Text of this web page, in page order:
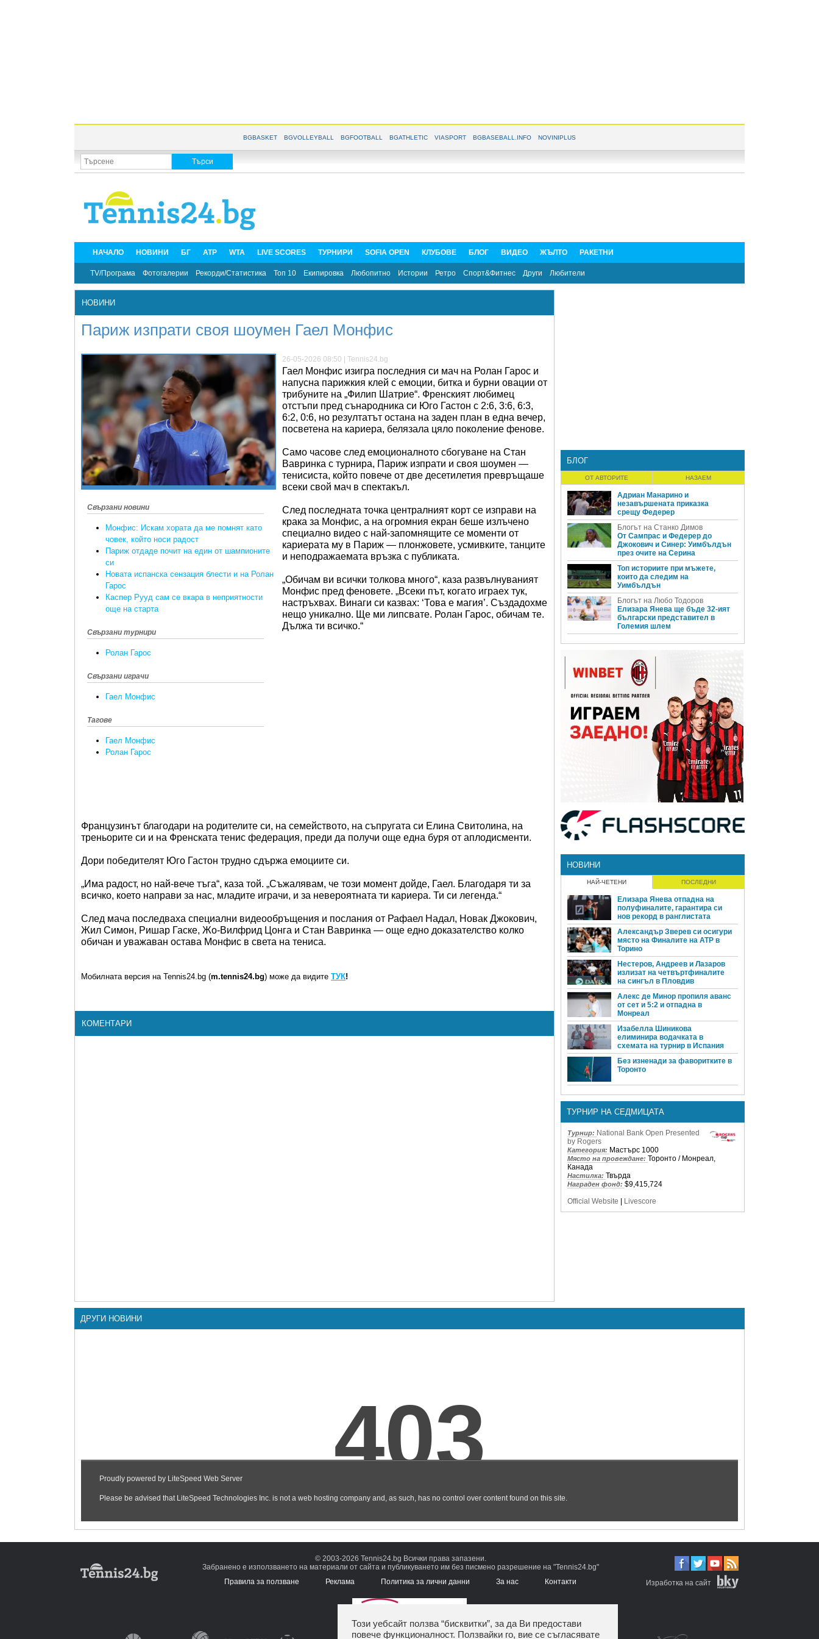
BGBASKET BGVOLLEYBALL BGFOOTBALL BGATHLETIC VIASPORT BGBASEBALL.INFO NOVINIPLUS
НАЧАЛО НОВИНИ БГ ATP WTA LIVE SCORES ТУРНИРИ SOFIA OPEN КЛУБОВЕ БЛОГ ВИДЕО ЖЪЛТО РАКЕТНИ
TV/Програма Фотогалерии Рекорди/Статистика Топ 10 Екипировка Любопитно Истории Ретро Спорт&Фитнес Други Любители
НОВИНИ
Париж изпрати своя шоумен Гаел Монфис
Свързани новини
Монфис: Искам хората да ме помнят като
човек, който носи радост
Париж отдаде почит на един от шампионите
си
Новата испанска сензация блести и на Ролан
Гарос
Каспер Рууд сам се вкара в неприятности
още на старта
Свързани турнири
Ролан Гарос
Свързани играчи
Гаел Монфис
Тагове
Гаел Монфис
Ролан Гарос
26-05-2026 08:50 | Tennis24.bg
Гаел Монфис изигра последния си мач на Ролан Гарос и
напусна парижкия клей с емоции, битка и бурни овации от
трибуните на „Филип Шатрие“. Френският любимец
отстъпи пред сънародника си Юго Гастон с 2:6, 3:6, 6:3,
6:2, 0:6, но резултатът остана на заден план в една вечер,
посветена на кариера, белязала цяло поколение фенове.
Само часове след емоционалното сбогуване на Стан
Вавринка с турнира, Париж изпрати и своя шоумен —
тенисиста, който повече от две десетилетия превръщаше
всеки свой мач в спектакъл.
След последната точка централният корт се изправи на
крака за Монфис, а на огромния екран беше излъчено
специално видео с най-запомнящите се моменти от
кариерата му в Париж — плонжовете, усмивките, танците
и неподражаемата връзка с публиката.
„Обичам ви всички толкова много“, каза развълнуваният
Монфис пред феновете. „Всеки път, когато играех тук,
настръхвах. Винаги си казвах: ‘Това е магия’. Създадохме
нещо уникално. Ще ми липсвате. Ролан Гарос, обичам те.
Дължа ти всичко.“
Французинът благодари на родителите си, на семейството, на съпругата си Елина Свитолина, на
треньорите си и на Френската тенис федерация, преди да получи още една буря от аплодисменти.
Дори победителят Юго Гастон трудно сдържа емоциите си.
„Има радост, но най-вече тъга“, каза той. „Съжалявам, че този момент дойде, Гаел. Благодаря ти за
всичко, което направи за нас, младите играчи, и за невероятната ти кариера. Ти си легенда.“
След мача последваха специални видеообръщения и послания от Рафаел Надал, Новак Джокович,
Жил Симон, Ришар Гаске, Жо-Вилфрид Цонга и Стан Вавринка — още едно доказателство колко
обичан и уважаван остава Монфис в света на тениса.
Мобилната версия на Tennis24.bg (m.tennis24.bg) може да видите ТУК!
КОМЕНТАРИ
БЛОГ
ОТ АВТОРИТЕ НАЗАЕМ
Адриан Манарино и
незавършената приказка
срещу Федерер
Блогът на Станко Димов
От Сампрас и Федерер до
Джокович и Синер: Уимбълдън
през очите на Серина
Топ историите при мъжете,
които да следим на
Уимбълдън
Блогът на Любо Тодоров
Елизара Янева ще бъде 32-ият
български представител в
Големия шлем
НОВИНИ
НАЙ-ЧЕТЕНИ ПОСЛЕДНИ
Елизара Янева отпадна на
полуфиналите, гарантира си
нов рекорд в ранглистата
Александър Зверев си осигури
място на Финалите на ATP в
Торино
Нестеров, Андреев и Лазаров
излизат на четвъртфиналите
на сингъл в Пловдив
Алекс де Минор пропиля аванс
от сет и 5:2 и отпадна в
Монреал
Изабелла Шиникова
елиминира водачката в
схемата на турнир в Испания
Без изненади за фаворитките в
Торонто
ТУРНИР НА СЕДМИЦАТА
Турнир: National Bank Open Presented
by Rogers
Категория: Мастърс 1000
Място на провеждане: Торонто / Монреал,
Канада
Настилка: Твърда
Награден фонд: $9,415,724
Official Website | Livescore
ДРУГИ НОВИНИ
© 2003-2026 Tennis24.bg Всички права запазени.
Забранено е използването на материали от сайта и публикуването им без писмено разрешение на "Tennis24.bg"
Правила за ползване
Реклама Политика за лични данни За нас Контакти Изработка на сайт
Този уебсайт ползва “бисквитки”, за да Ви предостави
повече функционалност. Ползвайки го, вие се съгласявате